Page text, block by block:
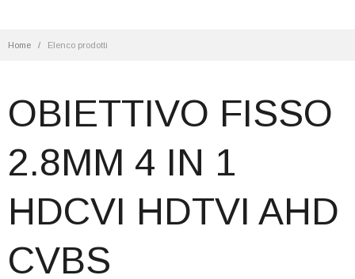
Corsi
Offerte
Registrazione
Home / Elenco prodotti
OBIETTIVO FISSO
2.8MM 4 IN 1
HDCVI HDTVI AHD
CVBS